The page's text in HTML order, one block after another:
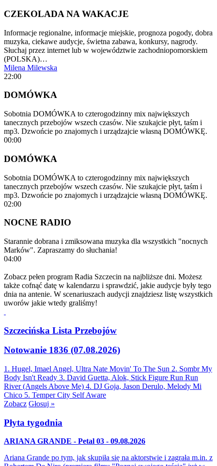
CZEKOLADA NA WAKACJE
Informacje regionalne, informacje miejskie, prognoza pogody, dobra
muzyka, ciekawe audycje, świetna zabawa, konkursy, nagrody.
Słuchaj przez internet lub w województwie zachodniopomorskiem
(POLSKA)…
Milena Milewska
22:00
DOMÓWKA
Sobotnia DOMÓWKA to czterogodzinny mix największych
tanecznych przebojów wszech czasów. Nie szukajcie płyt, taśm i
mp3. Dzwońcie po znajomych i urządzajcie własną DOMÓWKĘ.
00:00
DOMÓWKA
Sobotnia DOMÓWKA to czterogodzinny mix największych
tanecznych przebojów wszech czasów. Nie szukajcie płyt, taśm i
mp3. Dzwońcie po znajomych i urządzajcie własną DOMÓWKĘ.
02:00
NOCNE RADIO
Starannie dobrana i zmiksowana muzyka dla wszystkich "nocnych
Marków". Zapraszamy do słuchania!
04:00
Zobacz pełen program Radia Szczecin na najbliższe dni. Możesz
także cofnąć datę w kalendarzu i sprawdzić, jakie audycje były tego
dnia na antenie. W scenariuszach audycji znajdziesz listę wszystkich
uworów jakie wtedy graliśmy!
Szczecińska Lista Przebojów
Notowanie 1836 (07.08.2026)
1. Hugel, Imael Angel, Ultra Nate Movin' To The Sun 2. Sombr My
Body Isn't Ready 3. David Guetta, Alok, Stick Figure Run Run
River (Angels Above Me) 4. DJ Goja, Jason Derulo, Melody Mi
Chico 5. Temper City Self Aware
Zobacz Głosuj »
Płyta tygodnia
ARIANA GRANDE - Petal 03 - 09.08.2026
Ariana Grande po tym, jak skupiła się na aktorstwie i zagrała m.in. z